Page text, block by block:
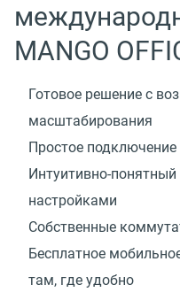
MANGO
Готовое решение с
масштабирования
Простое
Интуитивно-
настройками
Собственные
Бесплатное
там, где удобно